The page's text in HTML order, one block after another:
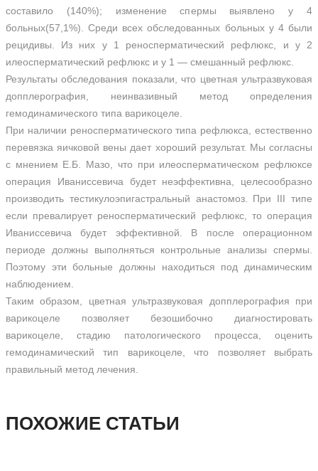
составило (140%); изменение спермы выявлено у 4
больных(57,1%). Среди всех обследованных больных у 4 были
рецидивы. Из них у 1 реносперматический рефлюкс, и у 2
илеосперматический рефлюкс и у 1 — смешанный рефлюкс.
Результаты обследования показали, что цветная ультразвуковая
допплерография, неинвазивный метод определения
гемодинамического типа варикоцеле.
При наличии реносперматического типа рефлюкса, естественно
перевязка яичковой вены дает хороший результат. Мы согласны
с мнением Е.Б. Мазо, что при илеосперматическом рефлюксе
операция Иваниссевича будет неэффективна, целесообразно
производить тестикулоэпигастральный анастомоз. При III типе
если превалирует реносперматический рефлюкс, то операция
Иваниссевича будет эффективной. В после операционном
периоде должны выполняться контрольные анализы спермы.
Поэтому эти больные должны находиться под динамическим
наблюдением.
Таким образом, цветная ультразвуковая допплерография при
варикоцеле позволяет безошибочно диагностировать
варикоцеле, стадию патологического процесса, оценить
гемодинамический тип варикоцеле, что позволяет выбрать
правильный метод лечения.
ПОХОЖИЕ СТАТЬИ